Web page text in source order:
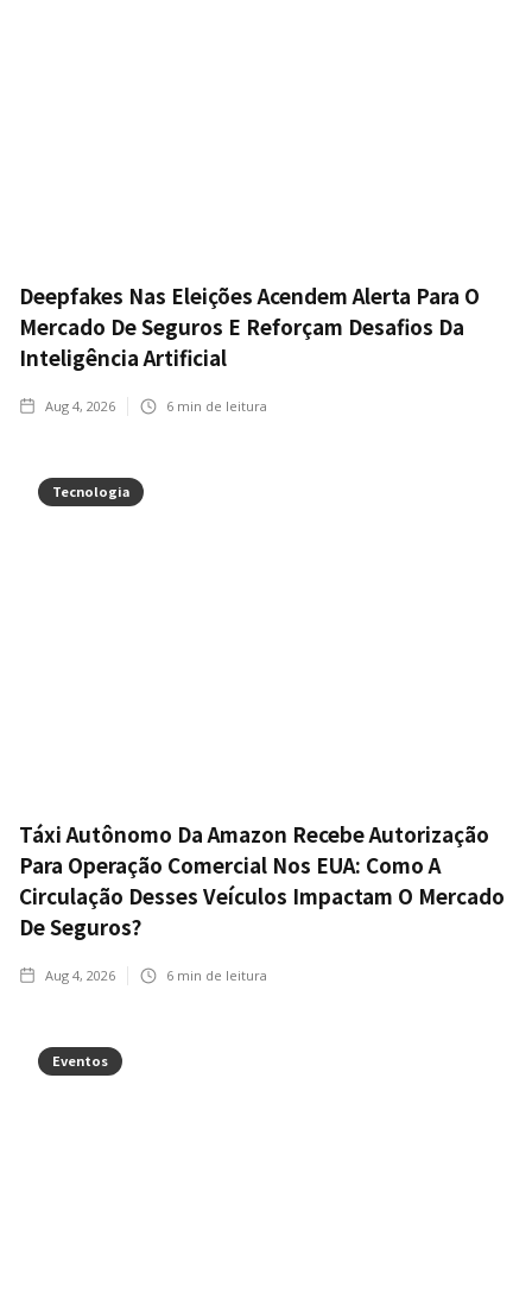
Deepfakes Nas Eleições Acendem Alerta Para O
Mercado De Seguros E Reforçam Desafios Da
Inteligência Artificial
Aug 4, 2026 6 min de leitura
Tecnologia
Táxi Autônomo Da Amazon Recebe Autorização
Para Operação Comercial Nos EUA: Como A
Circulação Desses Veículos Impactam O Mercado
De Seguros?
Aug 4, 2026 6 min de leitura
Eventos